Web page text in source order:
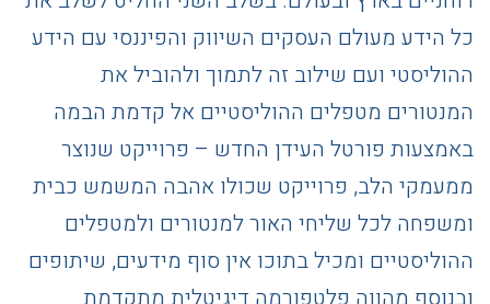
כל הידע מעולם העסקים השיווק והפיננסי עם הידע
ההוליסטי ועם שילוב זה לתמוך ולהוביל את
המנטורים מטפלים ההוליסטיים אל קדמת הבמה
באמצעות פורטל העידן החדש – פרוייקט שנוצר
ממעמקי הלב, פרוייקט שכולו אהבה המשמש כבית
ומשפחה לכל שליחי האור למנטורים ולמטפלים
ההוליסטיים ומכיל בתוכו אין סוף מידעים, שיתופים
ובנוסף מהווה פלטפורמה דיגיטלית מתקדמת